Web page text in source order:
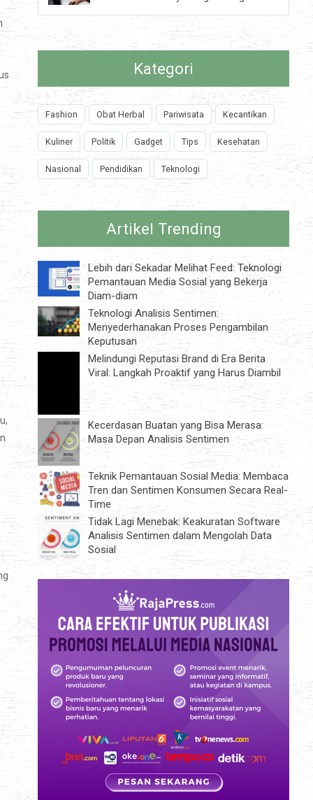
Kategori
Fashion Obat Herbal Pariwisata Kecantikan
Kuliner Politik Gadget Tips Kesehatan
Nasional Pendidikan Teknologi
Artikel Trending
Lebih dari Sekadar Melihat Feed: Teknologi
Pemantauan Media Sosial yang Bekerja
Diam-diam
Teknologi Analisis Sentimen:
Menyederhanakan Proses Pengambilan
Keputusan
Melindungi Reputasi Brand di Era Berita
Viral: Langkah Proaktif yang Harus Diambil
Kecerdasan Buatan yang Bisa Merasa:
Masa Depan Analisis Sentimen
Teknik Pemantauan Sosial Media: Membaca
Tren dan Sentimen Konsumen Secara Real-
Time
Tidak Lagi Menebak: Keakuratan Software
Analisis Sentimen dalam Mengolah Data
Sosial